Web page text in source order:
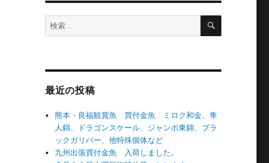
検
索:
検
最近の投稿
熊本・良福観賞魚 買付金魚 ミロク和金、隼
人錦、ドラゴンスケール、ジャンボ東錦、ブラ
ックガリバー、他特殊個体など
九州出張買付金魚 入荷しました。